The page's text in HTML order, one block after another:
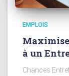
EMPLOIS
à un
Chances